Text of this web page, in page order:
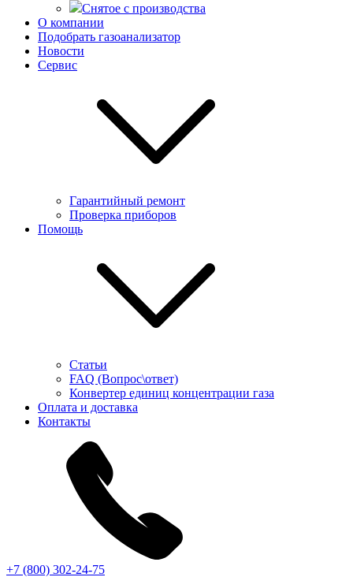
Снятое с производства
О компании
Подобрать газоанализатор
Новости
Сервис
Гарантийный ремонт
Проверка приборов
Помощь
Статьи
FAQ (Вопрос\ответ)
Конвертер единиц концентрации газа
Оплата и доставка
Контакты
+7 (800) 302-24-75